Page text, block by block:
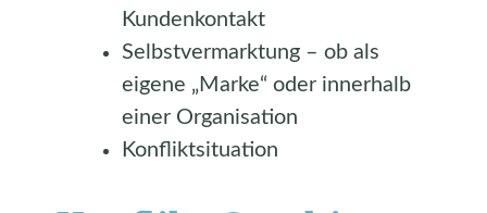
Kundenkontakt
Selbstvermarktung – ob als
eigene „Marke“ oder innerhalb
einer Organisation
Konfliktsituation